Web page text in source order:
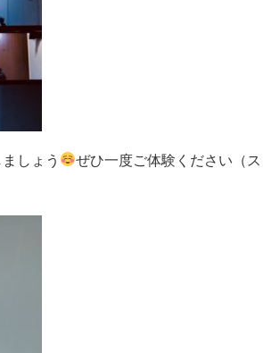
しょう
ぜひ一度ご体験ください（